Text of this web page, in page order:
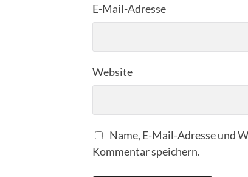
E-Mail-Adresse
Website
Name, E-Mail-Adresse und
Kommentar speichern.